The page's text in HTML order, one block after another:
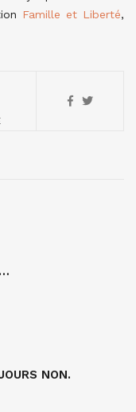
Famille et Liberté,
NON.